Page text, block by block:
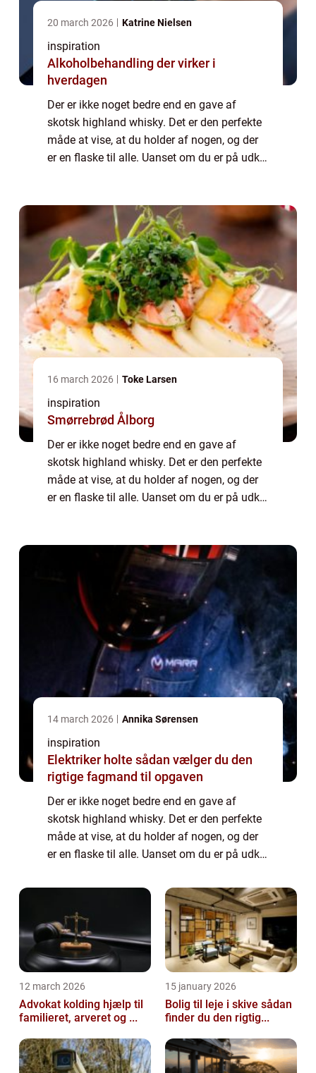
20 march 2026 Katrine Nielsen
inspiration
Alkoholbehandling der virker i
hverdagen
Der er ikke noget bedre end en gave af
skotsk highland whisky. Det er den perfekte
måde at vise, at du holder af nogen, og der
er en flaske til alle. Uanset om du er på udkig
16 march 2026 Toke Larsen
inspiration
Smørrebrød Ålborg
Der er ikke noget bedre end en gave af
skotsk highland whisky. Det er den perfekte
måde at vise, at du holder af nogen, og der
er en flaske til alle. Uanset om du er på udkig
14 march 2026 Annika Sørensen
inspiration
Elektriker holte sådan vælger du den
rigtige fagmand til opgaven
Der er ikke noget bedre end en gave af
skotsk highland whisky. Det er den perfekte
måde at vise, at du holder af nogen, og der
er en flaske til alle. Uanset om du er på udkig
er der masser af gode mulighe...
12 march 2026
Advokat kolding hjælp til
familieret, arveret og ...
15 january 2026
Bolig til leje i skive sådan
finder du den rigtig...